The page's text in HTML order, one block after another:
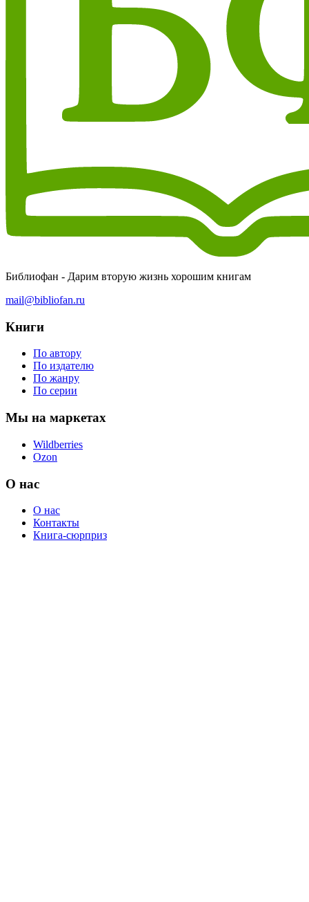
Библиофан - Дарим вторую жизнь хорошим книгам
mail@bibliofan.ru
Книги
По автору
По издателю
По жанру
По серии
Мы на маркетах
Wildberries
Ozon
О нас
О нас
Контакты
Книга-сюрприз